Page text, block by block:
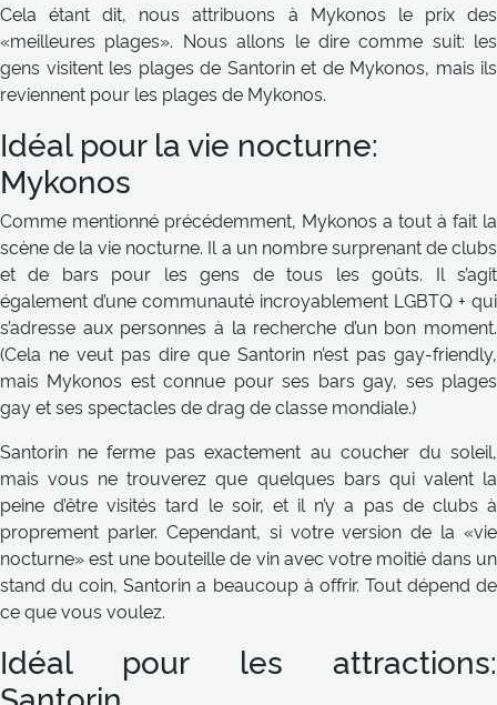
Cela étant dit, nous attribuons à Mykonos le prix des
«meilleures plages». Nous allons le dire comme suit: les
gens visitent les plages de Santorin et de Mykonos, mais ils
reviennent pour les plages de Mykonos.
Idéal pour la vie nocturne:
Mykonos
Comme mentionné précédemment, Mykonos a tout à fait la
scène de la vie nocturne. Il a un nombre surprenant de clubs
et de bars pour les gens de tous les goûts. Il s’agit
également d’une communauté incroyablement LGBTQ + qui
s’adresse aux personnes à la recherche d’un bon moment.
(Cela ne veut pas dire que Santorin n’est pas gay-friendly,
mais Mykonos est connue pour ses bars gay, ses plages
gay et ses spectacles de drag de classe mondiale.)
Santorin ne ferme pas exactement au coucher du soleil,
mais vous ne trouverez que quelques bars qui valent la
peine d’être visités tard le soir, et il n’y a pas de clubs à
proprement parler. Cependant, si votre version de la «vie
nocturne» est une bouteille de vin avec votre moitié dans un
stand du coin, Santorin a beaucoup à offrir. Tout dépend de
ce que vous voulez.
Idéal pour les attractions: